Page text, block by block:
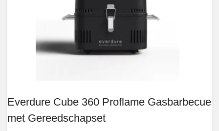
Everdure Cube 360 Proflame Gasbarbecue
met Gereedschapset